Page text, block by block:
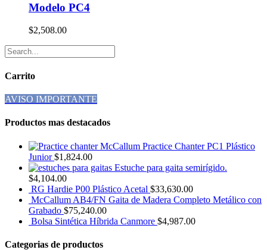
Modelo PC4
$2,508.00
Carrito
AVISO IMPORTANTE
Productos mas destacados
Practice Chanter PC1 Plástico
Junior $1,824.00
Estuche para gaita semirígido.
$4,104.00
RG Hardie P00 Plástico Acetal $33,630.00
McCallum AB4/FN Gaita de Madera Completo Metálico con
Grabado $75,240.00
Bolsa Sintética Híbrida Canmore $4,987.00
Categorias de productos